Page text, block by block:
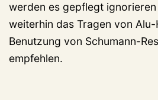
werden es gepflegt
weiterhin das Tragen von
Benutzung von Schumann-
empfehlen.